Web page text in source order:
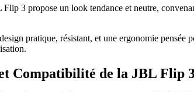
3 propose un look tendance et neutre,
pratique, résistant, et une ergonomie pensée
Compatibilité de la JBL Flip